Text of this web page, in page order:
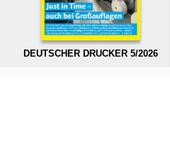
DEUTSCHER DRUCKER 5/2026